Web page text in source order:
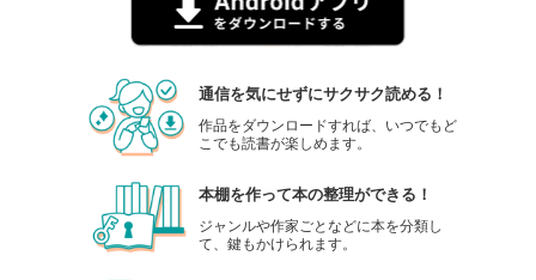
通信を気にせずにサクサク読める！
作品をダウンロードすれば、いつでもど
こでも読書が楽しめます。
本棚を作って本の整理ができる！
ジャンルや作家ごとなどに本を分類し
て、鍵もかけられます。